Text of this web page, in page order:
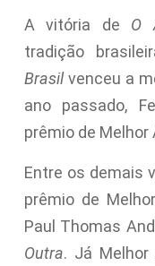
A vitória de O
tradição
Brasilvenceu a
ano passado,
prêmio de Melhor
Entre os demais
prêmio de
Paul Thomas
Outra. Já